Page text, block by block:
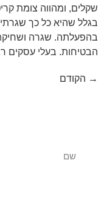
שקלים, ומהווה צומת
בגלל שהיא כל כך
בהפעלתה. שגרה ושחיקת
הבטיחות. בעלי עסקים
→ הקודם